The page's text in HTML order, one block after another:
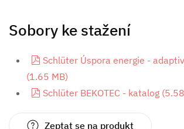
Sobory ke stažení
pdf
Schlüter Úspora energie -
(1.65 MB)
pdf
Schlüter BEKOTEC - katalog (
Zeptat se na produkt